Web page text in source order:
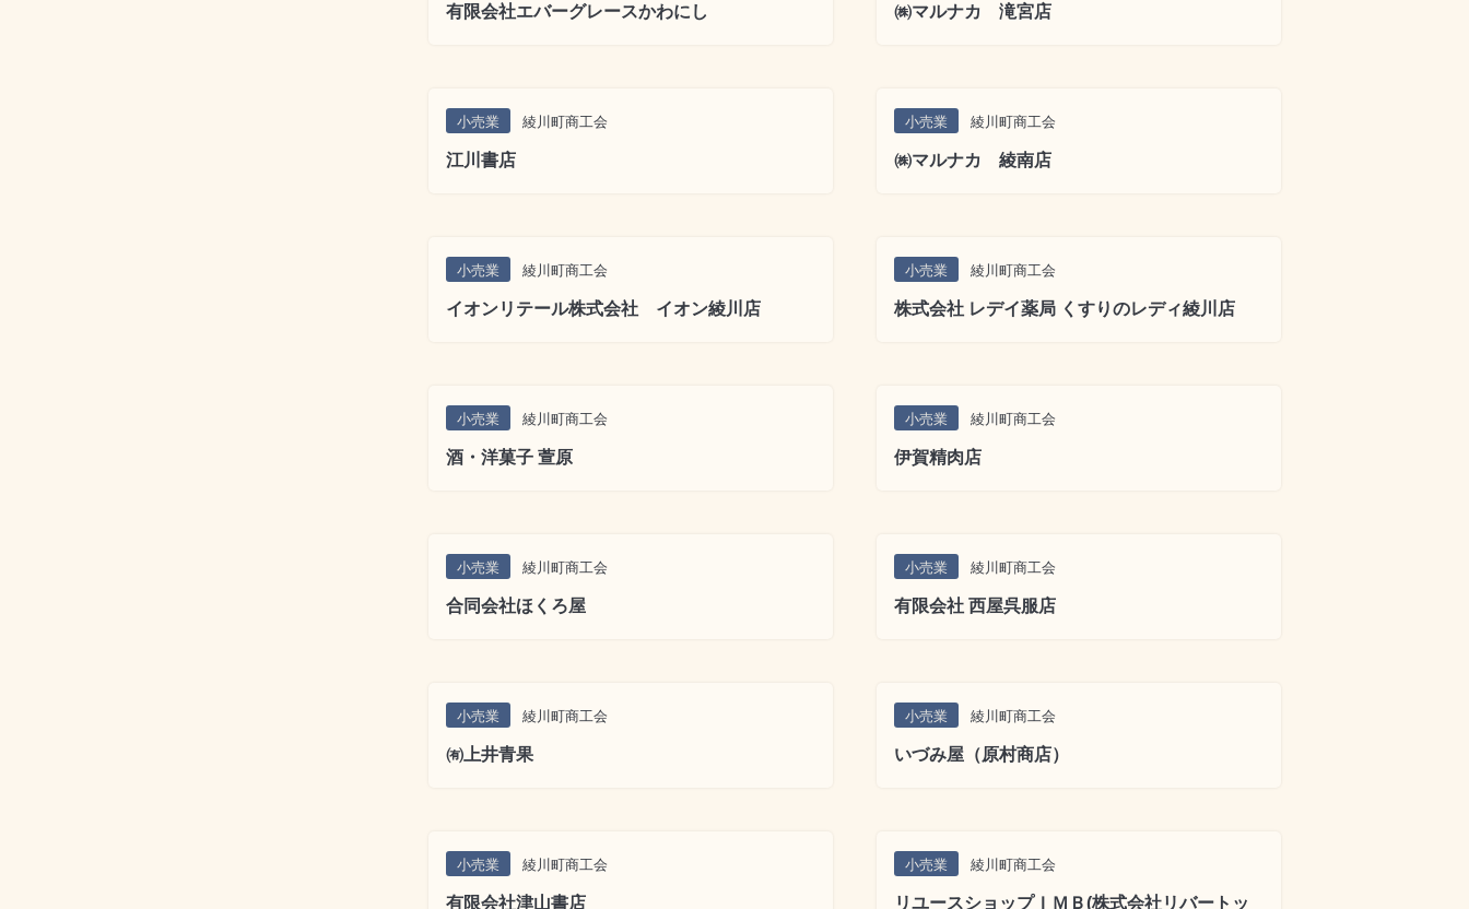
有限会社エバーグレースかわにし ㈱マルナカ 滝宮店
小売業 綾川町商工会
江川書店
小売業 綾川町商工会
㈱マルナカ 綾南店
小売業 綾川町商工会
イオンリテール株式会社 イオン綾川店
小売業 綾川町商工会
株式会社 レデイ薬局 くすりのレディ綾川店
小売業 綾川町商工会
酒・洋菓子 萱原
小売業 綾川町商工会
伊賀精肉店
小売業 綾川町商工会
合同会社ほくろ屋
小売業 綾川町商工会
有限会社 西屋呉服店
小売業 綾川町商工会
㈲上井青果
小売業 綾川町商工会
いづみ屋（原村商店）
小売業 綾川町商工会
有限会社津山書店
小売業 綾川町商工会
リユースショップＩＭＢ(株式会社リバートッ